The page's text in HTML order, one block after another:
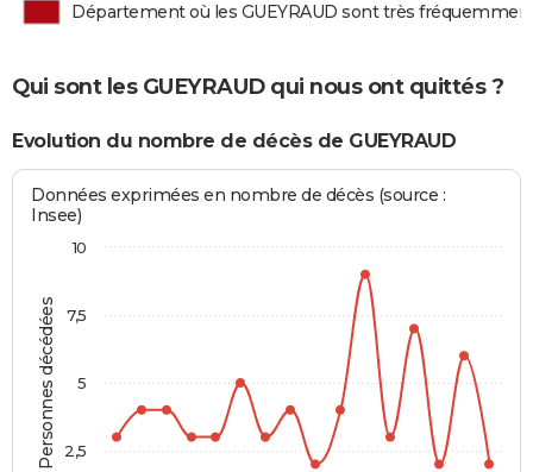
Département où les GUEYRAUD sont très
Qui sont les GUEYRAUD qui nous ont quittés ?
Evolution du nombre de décès de GUEYRAUD
Personnes décédées
Données exprimées en nombre de décès (source :
Insee)
10
2,5
5
7,5